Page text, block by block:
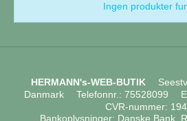
Ingen produkter
HERMANN's-WEB-BUTIK
Danmark
Telefonnr. : 75528099
CVR-nummer:
Bankoplysninger: Danske Bank,